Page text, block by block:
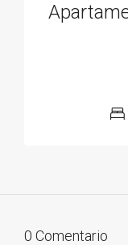
0 Comentario